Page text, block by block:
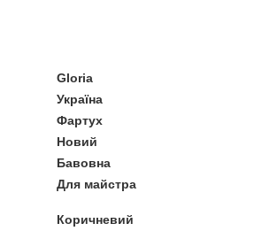
Gloria
Україна
Фартух
Новий
Бавовна
Для майстра
Коричневий